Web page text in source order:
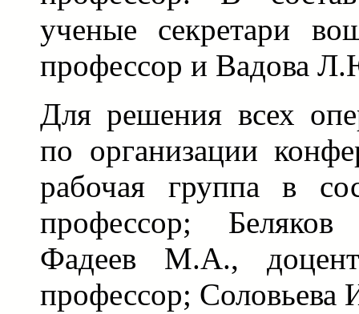
ученые секретари
профессор и Вадова
Для решения всех
по организации
рабочая группа в
профессор;
Фадеев М.А.,
профессор; Соловьева